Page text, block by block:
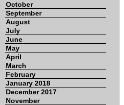
October
September
August
July
June
May
April
March
February
January 2018
December 2017
November